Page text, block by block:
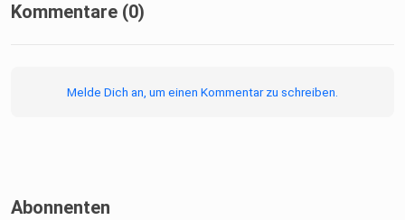
Kommentare (0)
Melde Dich an, um einen Kommentar zu schreiben.
Abonnenten